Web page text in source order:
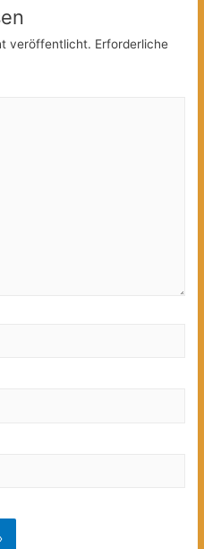
veröffentlicht. Erforderliche